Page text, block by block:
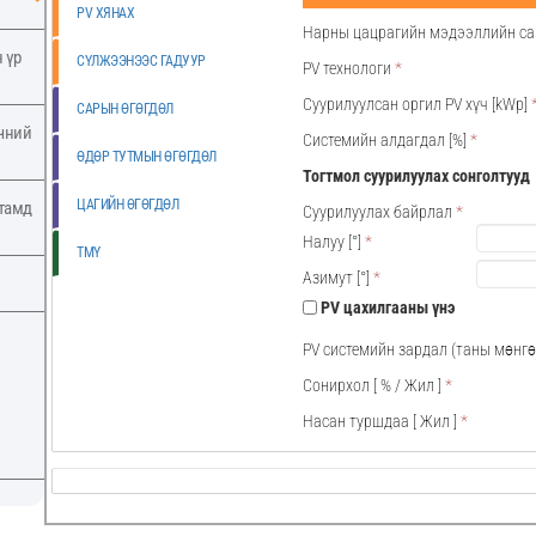
үр
PV ХЯНАХ
СҮЛЖЭЭНЭЭС ГАДУУР
САРЫН ӨГӨГДӨЛ
ӨДӨР ТУТМЫН ӨГӨГДӨЛ
ЦАГИЙН ӨГӨГДӨЛ
TMY
Нарны цацрагийн мэдээллийн
PV технологи *
Суурилуулсан оргил PV хүч [kWp]
Системийн алдагдал [%] *
Тогтмол суурилуулах сонголтууд
Суурилуулах байрлал *
Налуу[°] *
Азимут[°] *
PV цахилгааны үнэ
PV системийн зардал (таны
Сонирхол [ % /Жил ] *
Насан туршдаа [Жил ] *